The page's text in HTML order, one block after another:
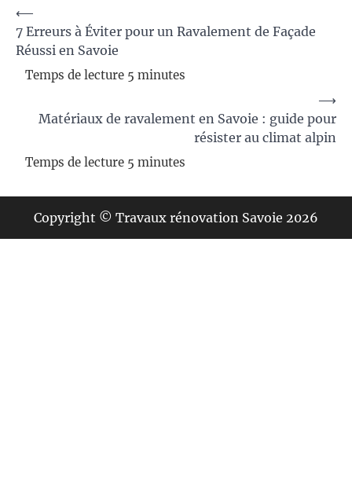
Navigation
de
l’article
⟵
7 Erreurs à Éviter pour un Ravalement de Façade
Réussi en Savoie
Matériaux de ravalement en Savoie : guide pour
résister au climat alpin
⟶
Copyright © Travaux rénovation Savoie 2026